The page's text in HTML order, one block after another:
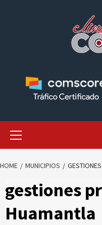
HOME MUNICIPIOS
gestiones
Huamantla